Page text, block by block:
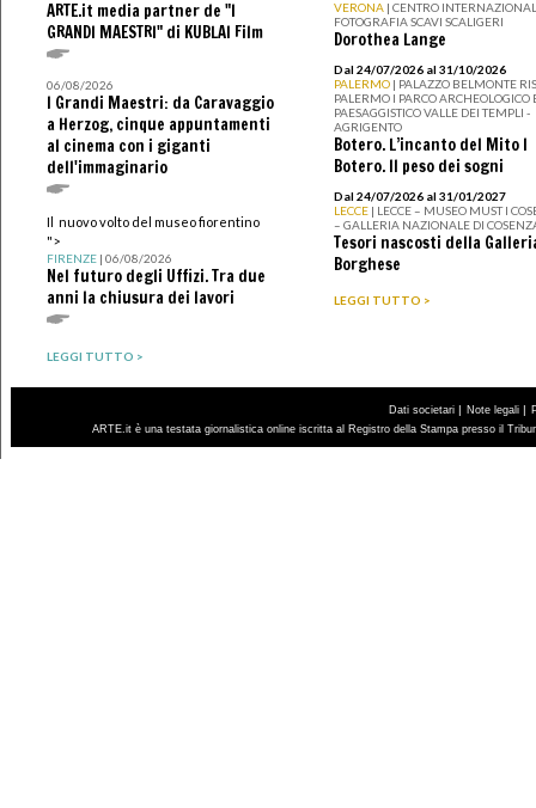
ARTE.it media partner de "I
GRANDI MAESTRI" di KUBLAI Film
06/08/2026
I Grandi Maestri: da Caravaggio
a Herzog, cinque appuntamenti
al cinema con i giganti
dell'immaginario
Il nuovo volto del museo fiorentino
">
FIRENZE| 06/08/2026
Nel futuro degli Uffizi. Tra due
anni la chiusura dei lavori
LEGGI TUTTO >
VERONA | CENTRO
FOTOGRAFIA SCAVI SCALIGERI
Dorothea Lange
Dal 24/07/2026 al 31/10/2026
PALERMO | PALAZZO BELMONTE
PALERMO I PARCO ARCHEOLOGICO
PAESAGGISTICO VALLE DEI TEMPLI -
AGRIGENTO
Botero. L’incanto del Mito I
Botero. Il peso dei sogni
Dal 24/07/2026 al 31/01/2027
LECCE | LECCE – MUSEO MUST I
– GALLERIA NAZIONALE DI
Tesori nascosti della
Borghese
LEGGI TUTTO >
Dati societari | Note legali |
ARTE.it è una testata giornalistica online iscritta al Registro della Stampa presso il